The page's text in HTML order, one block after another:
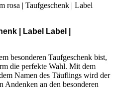
rosa | Taufgeschenk | Label
| Label Label |
besonderen Taufgeschenk bist,
die perfekte Wahl. Mit dem
Namen des Täuflings wird der
Andenken an den besonderen